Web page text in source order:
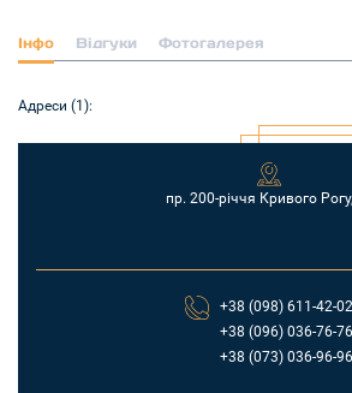
Інфо Відгуки Фотогалерея
Адреси (1):
пр. 200-річчя Кривого
+38 (098) 611-42-02
+38 (096) 036-76-76
+38 (073) 036-96-96